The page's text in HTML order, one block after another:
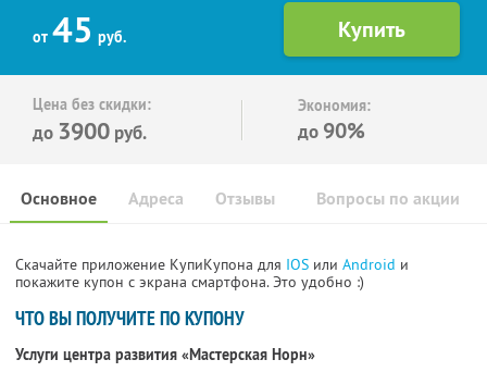
от 45 руб.
Цена без скидки:
до 3900 руб.
Экономия:
до 90%
Основное Отзывы Вопросы по акции
Адреса
Скачайте приложение КупиКупона для IOS или Android и
покажите купон с экрана смартфона. Это удобно :)
ЧТО ВЫ ПОЛУЧИТЕ ПО КУПОНУ
Услуги центра развития «Мастерская Норн»